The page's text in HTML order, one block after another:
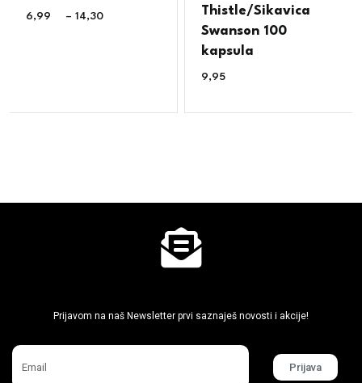
6,99 –14,30
Thistle/Sikavica
Swanson 100
kapsula
9,95
Prijavom na naš Newsletter prvi saznaješ novosti i akcije!
Prijava